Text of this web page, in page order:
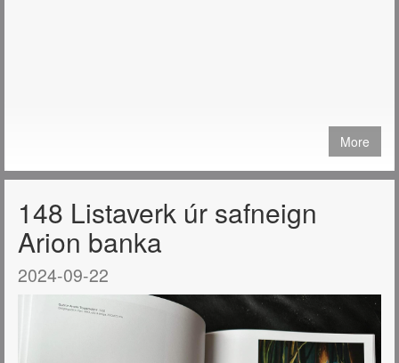
More
148 Listaverk úr safneign
Arion banka
2024-09-22